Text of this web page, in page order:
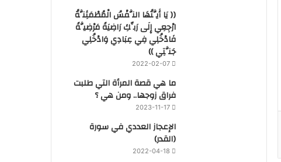
(( يَا أَيَّتُهَا النَّفْسُ الْمُطْمَئِنَّةُ
ارْجِعِي إِلَى رَبِّكِ رَاضِيَةً مَرْضِيَّةً
فَادْخُلِي فِي عِبَادِي وَادْخُلِي
جَنَّتِي ))
2022-02-07
ما هي قصة المرأة التي طلبت
فراق زوجها.. ومن هي ؟
2023-11-17
‏الإعجاز العددي في سورة
(القدر)
2022-04-18